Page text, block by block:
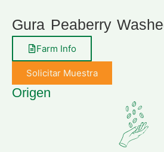
Gura Peaberry
Farm Info
Solicitar Muestra
Origen